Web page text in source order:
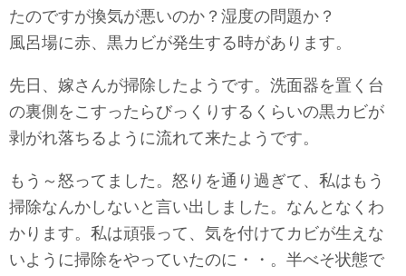
たのですが換気が悪いのか？湿度の問題か？
風呂場に赤、黒カビが発生する時があります。
先日、嫁さんが掃除したようです。洗面器を置く台
の裏側をこすったらびっくりするくらいの黒カビが
剥がれ落ちるように流れて来たようです。
もう～怒ってました。怒りを通り過ぎて、私はもう
掃除なんかしないと言い出しました。なんとなくわ
かります。私は頑張って、気を付けてカビが生えな
いように掃除をやっていたのに・・。半べそ状態で